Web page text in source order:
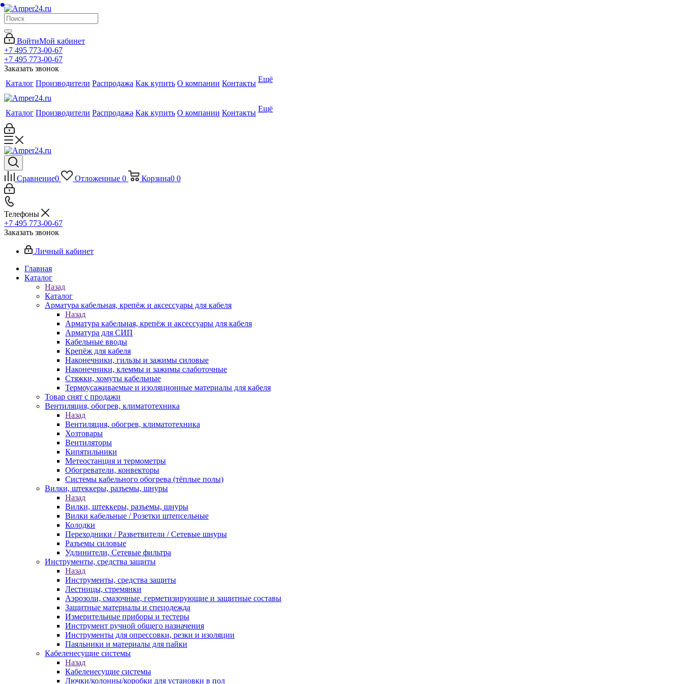
ВойтиМой кабинет
+7 495 773-00-67
+7 495 773-00-67
Заказать звонок
Каталог Производители Распродажа Как купить О компании Контакты Ещё
Каталог Производители Распродажа Как купить О компании Контакты Ещё
Сравнение0 Отложенные 0 Корзина0 0
Телефоны
+7 495 773-00-67
Заказать звонок
Личный кабинет
Главная
Каталог
Назад
Каталог
Арматура кабельная, крепёж и аксессуары для кабеля
Назад
Арматура кабельная, крепёж и аксессуары для кабеля
Арматура для СИП
Кабельные вводы
Крепёж для кабеля
Наконечники, гильзы и зажимы силовые
Наконечники, клеммы и зажимы слаботочные
Стяжки, хомуты кабельные
Термоусаживаемые и изоляционные материалы для кабеля
Товар снят с продажи
Вентиляция, обогрев, климатотехника
Назад
Вентиляция, обогрев, климатотехника
Хозтовары
Вентиляторы
Кипятильники
Метеостанция и термометры
Обогреватели, конвекторы
Системы кабельного обогрева (тёплые полы)
Вилки, штеккеры, разъемы, шнуры
Назад
Вилки, штеккеры, разъемы, шнуры
Вилки кабельные / Розетки штепсельные
Колодки
Переходники / Разветвители / Сетевые шнуры
Разъемы силовые
Удлинители, Сетевые фильтра
Инструменты, средства защиты
Назад
Инструменты, средства защиты
Лестницы, стремянки
Аэрозоли, смазочные, герметизирующие и защитные составы
Защитные материалы и спецодежда
Измерительные приборы и тестеры
Инструмент ручной общего назначения
Инструменты для опрессовки, резки и изоляции
Паяльники и материалы для пайки
Кабеленесущие системы
Назад
Кабеленесущие системы
Лючки/колонны/коробки для установки в пол